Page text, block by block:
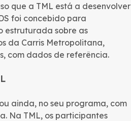
que a TML está a desenvolver
foi concebido para
estruturada sobre as
da Carris Metropolitana,
com dados de referência.
ainda, no seu programa, com
Na TML, os participantes